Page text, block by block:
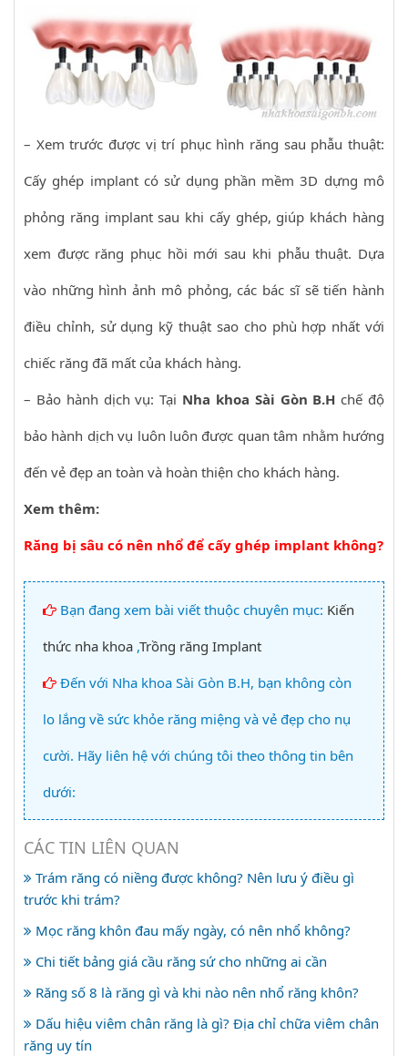
– Xem trước được vị trí phục hình răng sau phẫu thuật:
Cấy ghép implant có sử dụng phần mềm 3D dựng mô
phỏng răng implant sau khi cấy ghép, giúp khách hàng
xem được răng phục hồi mới sau khi phẫu thuật. Dựa
vào những hình ảnh mô phỏng, các bác sĩ sẽ tiến hành
điều chỉnh, sử dụng kỹ thuật sao cho phù hợp nhất với
chiếc răng đã mất của khách hàng.
– Bảo hành dịch vụ: Tại Nha khoa Sài Gòn B.H chế độ
bảo hành dịch vụ luôn luôn được quan tâm nhằm hướng
đến vẻ đẹp an toàn và hoàn thiện cho khách hàng.
Xem thêm:
Răng bị sâu có nên nhổ để cấy ghép implant không?
Bạn đang xem bài viết thuộc chuyên mục: Kiến
thức nha khoa ,Trồng răng Implant
Đến với Nha khoa Sài Gòn B.H, bạn không còn
lo lắng về sức khỏe răng miệng và vẻ đẹp cho nụ
cười. Hãy liên hệ với chúng tôi theo thông tin bên
dưới:
CÁC TIN LIÊN QUAN
Trám răng có niềng được không? Nên lưu ý điều gì
trước khi trám?
Mọc răng khôn đau mấy ngày, có nên nhổ không?
Chi tiết bảng giá cầu răng sứ cho những ai cần
Răng số 8 là răng gì và khi nào nên nhổ răng khôn?
Dấu hiệu viêm chân răng là gì? Địa chỉ chữa viêm chân
răng uy tín